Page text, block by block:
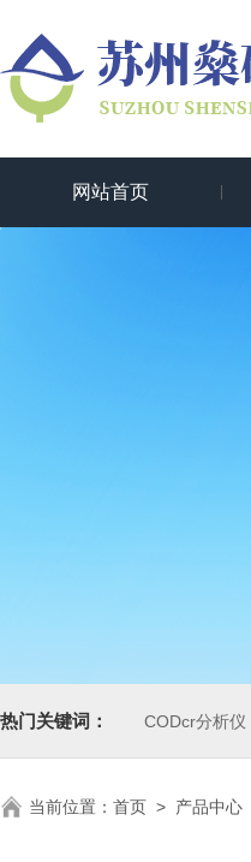
网站首页
热门关键词： CODcr分析仪
当前位置： 首页 > 产品中心